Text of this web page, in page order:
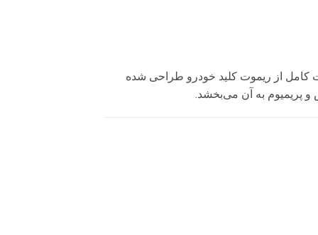
از ریموت کلید خودرو طراحی شده
و پریمیوم به آن می‌بخشد.